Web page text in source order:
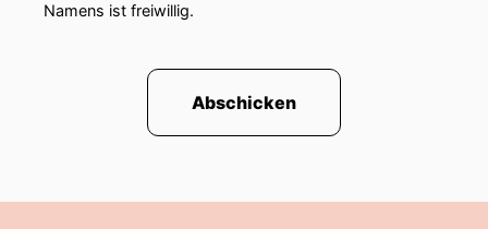
Namens ist freiwillig.
Abschicken